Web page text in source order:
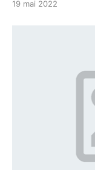
19 mai 2022